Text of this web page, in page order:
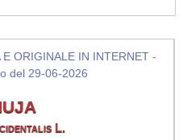
E ORIGINALE IN INTERNET -
del 29-06-2026
L.